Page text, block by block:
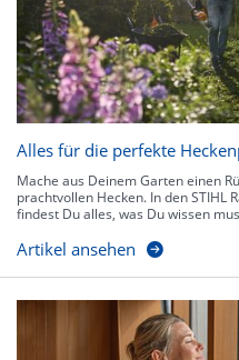
Alles für die perfekte
Mache aus Deinem Garten einen
prachtvollen Hecken. In den STIHL
findest Du alles, was Du wissen
Artikel ansehen